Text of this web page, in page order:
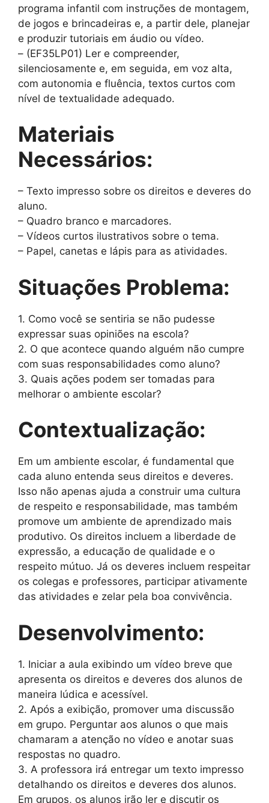
programa infantil com instruções de montagem,
de jogos e brincadeiras e, a partir dele, planejar
e produzir tutoriais em áudio ou vídeo.
– (EF35LP01) Ler e compreender,
silenciosamente e, em seguida, em voz alta,
com autonomia e fluência, textos curtos com
nível de textualidade adequado.
Materiais
Necessários:
– Texto impresso sobre os direitos e deveres do
aluno.
– Quadro branco e marcadores.
– Vídeos curtos ilustrativos sobre o tema.
– Papel, canetas e lápis para as atividades.
Situações Problema:
1. Como você se sentiria se não pudesse
expressar suas opiniões na escola?
2. O que acontece quando alguém não cumpre
com suas responsabilidades como aluno?
3. Quais ações podem ser tomadas para
melhorar o ambiente escolar?
Contextualização:
Em um ambiente escolar, é fundamental que
cada aluno entenda seus direitos e deveres.
Isso não apenas ajuda a construir uma cultura
de respeito e responsabilidade, mas também
promove um ambiente de aprendizado mais
produtivo. Os direitos incluem a liberdade de
expressão, a educação de qualidade e o
respeito mútuo. Já os deveres incluem respeitar
os colegas e professores, participar ativamente
das atividades e zelar pela boa convivência.
Desenvolvimento:
1. Iniciar a aula exibindo um vídeo breve que
apresenta os direitos e deveres dos alunos de
maneira lúdica e acessível.
2. Após a exibição, promover uma discussão
em grupo. Perguntar aos alunos o que mais
chamaram a atenção no vídeo e anotar suas
respostas no quadro.
3. A professora irá entregar um texto impresso
detalhando os direitos e deveres dos alunos.
Em grupos, os alunos irão ler e discutir os